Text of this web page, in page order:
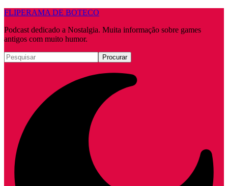
FLIPERAMA DE BOTECO
Podcast dedicado a Nostalgia. Muita informação sobre games
antigos com muito humor.